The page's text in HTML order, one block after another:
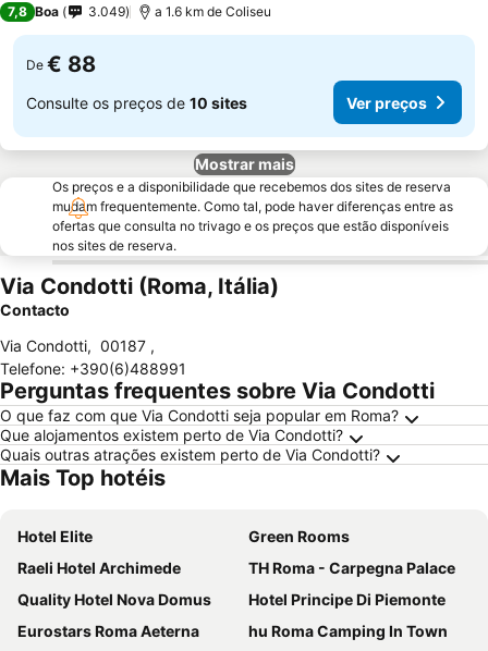
7,8 Boa 3.049 a 1.6 km de Coliseu
De € 88
Consulte os preços de 10 sites Ver preços
Mostrar mais
Os preços e a disponibilidade que recebemos dos sites de reserva
mudam frequentemente. Como tal, pode haver diferenças entre as
ofertas que consulta no trivago e os preços que estão disponíveis
nos sites de reserva.
Via Condotti (Roma, Itália)
Contacto
Via Condotti, 00187 ,
Telefone: +390(6)488991
Perguntas frequentes sobre Via Condotti
O que faz com que Via Condotti seja popular em Roma?
Que alojamentos existem perto de Via Condotti?
Quais outras atrações existem perto de Via Condotti?
Mais Top hotéis
Hotel Elite
Green Rooms
Raeli Hotel Archimede
TH Roma - Carpegna Palace
Quality Hotel Nova Domus
Hotel Principe Di Piemonte
Eurostars Roma Aeterna
hu Roma Camping In Town